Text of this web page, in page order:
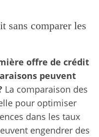
sans comparer les
offre de crédit
peuvent
La comparaison des
pour optimiser
dans les taux
engendrer des